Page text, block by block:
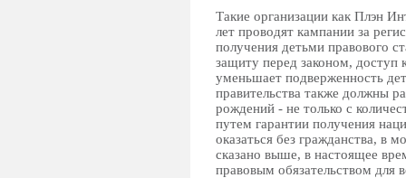
Такие организации как Плэн
лет проводят кампании за
получения детьми правового
защиту перед законом, доступ
уменьшает подверженность
правительства также должны
рождений - не только с
путем гарантии получения
оказаться без гражданства, в
сказано выше, в настоящее
правовым обязательством для